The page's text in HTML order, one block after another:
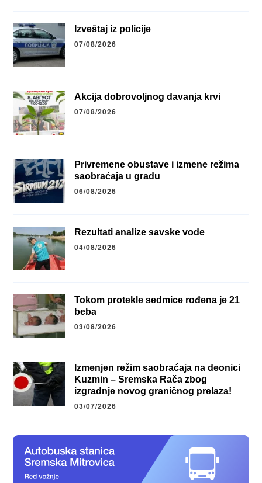
Izveštaj iz policije
07/08/2026
Akcija dobrovoljnog davanja krvi
07/08/2026
Privremene obustave i izmene režima
saobraćaja u gradu
06/08/2026
Rezultati analize savske vode
04/08/2026
Tokom protekle sedmice rođena je 21
beba
03/08/2026
Izmenjen režim saobraćaja na deonici
Kuzmin – Sremska Rača zbog
izgradnje novog graničnog prelaza!
03/07/2026